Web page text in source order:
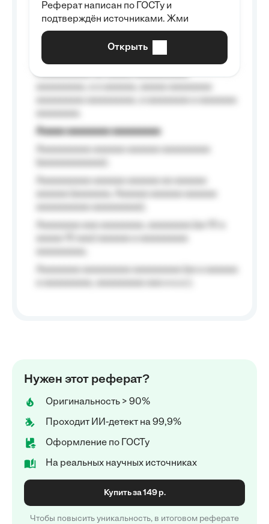
Aaaaaaaaaa aa aaa aaaaaaaaa, a aaa
aaaaaaaaaa aaa, a aaaaaaaaaa, aaaaaa
aaaaaa a aaaaaa.
Aaaaaa-aaaaaaaaaaa aaaaaa
Aaaaaaaaaa aa aaaaa aaaaaaaaaa
Aaaaa aaaaaaaa aaaaaaaaa
Реферат написан по ГОСТу и
подтверждён источниками. Жми
Открыть
Нужен этот реферат?
Оригинальность > 90%
Проходит ИИ-детект на 99,9%
Оформление по ГОСТу
На реальных научных источниках
Купить за 149 р.
Чтобы повысить уникальность, в итоговом реферате